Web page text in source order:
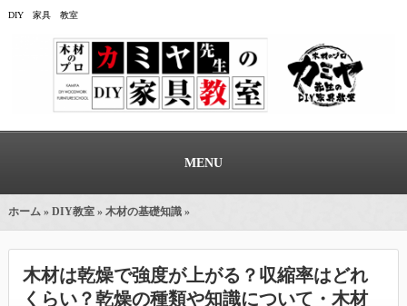
DIY 家具 教室
MENU
ホーム » DIY教室» 木材の基礎知識»
木材は乾燥で強度が上がる？収縮率はどれ
くらい？乾燥の種類や知識について・木材